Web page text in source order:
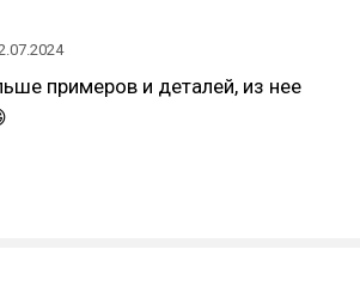
примеров и деталей, из нее